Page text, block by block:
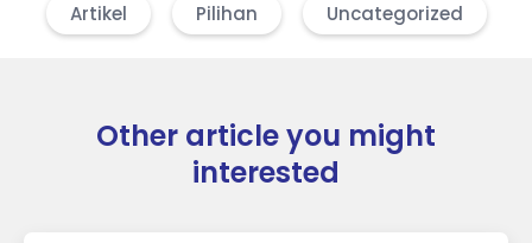
Artikel Pilihan Uncategorized
Other article you might
interested